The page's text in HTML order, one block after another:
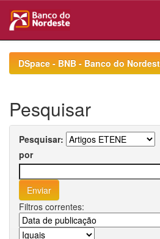
navigationDSpace - BNB - Banco do
Pesquisar
Pesquisar:
por
Filtros correntes: